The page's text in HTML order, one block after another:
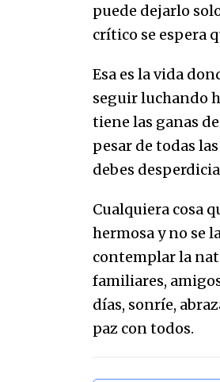
puede dejarlo
crítico se espera
Esa es la vida
seguir luchando
tiene las ganas
pesar de todas
debes
Cualquiera cosa
hermosa y no se
contemplar la
familiares,
días, sonríe,
paz con todos.